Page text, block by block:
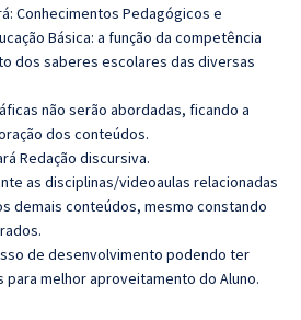
Conhecimentos Pedagógicos e
Básica: a função da competência
dos saberes escolares das diversas
não serão abordadas, ficando a
dos conteúdos.
Redação discursiva.
as disciplinas/videoaulas relacionadas
demais conteúdos, mesmo constando
de desenvolvimento podendo ter
para melhor aproveitamento do Aluno.